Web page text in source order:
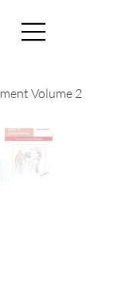
Volume 2